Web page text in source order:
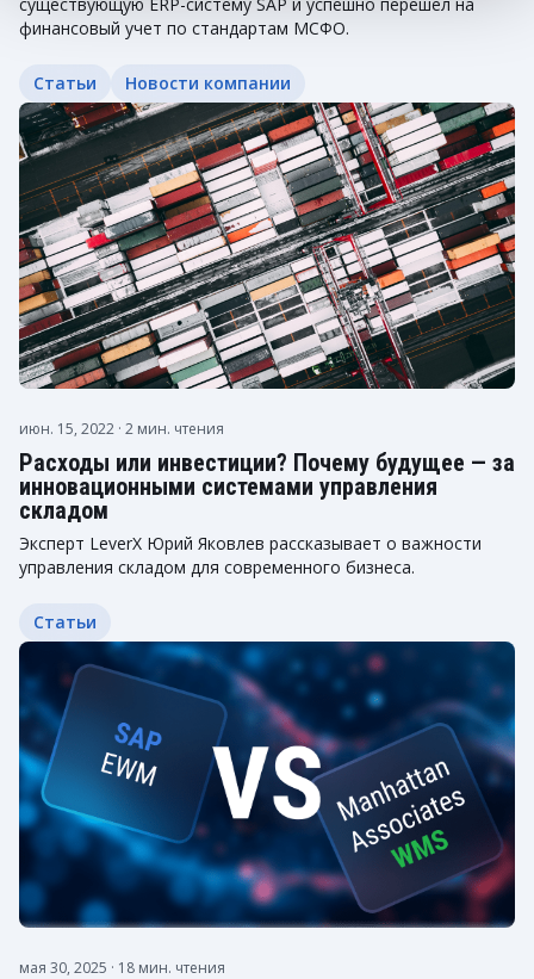
финансовый учет по стандартам МСФО.
Статьи Новости компании
июн. 15, 2022 · 2 мин. чтения
Расходы или инвестиции? Почему будущее — за
инновационными системами управления
складом
Эксперт LeverX Юрий Яковлев рассказывает о важности
управления складом для современного бизнеса.
Статьи
мая 30, 2025 · 18 мин. чтения